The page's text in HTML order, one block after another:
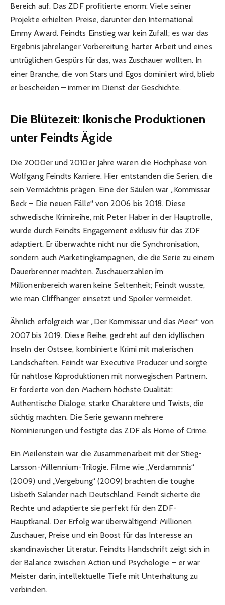
Bereich auf. Das ZDF profitierte enorm: Viele seiner
Projekte erhielten Preise, darunter den International
Emmy Award. Feindts Einstieg war kein Zufall; es war das
Ergebnis jahrelanger Vorbereitung, harter Arbeit und eines
untrüglichen Gespürs für das, was Zuschauer wollten. In
einer Branche, die von Stars und Egos dominiert wird, blieb
er bescheiden – immer im Dienst der Geschichte.
Die Blütezeit: Ikonische Produktionen
unter Feindts Ägide
Die 2000er und 2010er Jahre waren die Hochphase von
Wolfgang Feindts Karriere. Hier entstanden die Serien, die
sein Vermächtnis prägen. Eine der Säulen war „Kommissar
Beck – Die neuen Fälle“ von 2006 bis 2018. Diese
schwedische Krimireihe, mit Peter Haber in der Hauptrolle,
wurde durch Feindts Engagement exklusiv für das ZDF
adaptiert. Er überwachte nicht nur die Synchronisation,
sondern auch Marketingkampagnen, die die Serie zu einem
Dauerbrenner machten. Zuschauerzahlen im
Millionenbereich waren keine Seltenheit; Feindt wusste,
wie man Cliffhanger einsetzt und Spoiler vermeidet.
Ähnlich erfolgreich war „Der Kommissar und das Meer“ von
2007 bis 2019. Diese Reihe, gedreht auf den idyllischen
Inseln der Ostsee, kombinierte Krimi mit malerischen
Landschaften. Feindt war Executive Producer und sorgte
für nahtlose Koproduktionen mit norwegischen Partnern.
Er forderte von den Machern höchste Qualität:
Authentische Dialoge, starke Charaktere und Twists, die
süchtig machten. Die Serie gewann mehrere
Nominierungen und festigte das ZDF als Home of Crime.
Ein Meilenstein war die Zusammenarbeit mit der Stieg-
Larsson-Millennium-Trilogie. Filme wie „Verdammnis“
(2009) und „Vergebung“ (2009) brachten die toughe
Lisbeth Salander nach Deutschland. Feindt sicherte die
Rechte und adaptierte sie perfekt für den ZDF-
Hauptkanal. Der Erfolg war überwältigend: Millionen
Zuschauer, Preise und ein Boost für das Interesse an
skandinavischer Literatur. Feindts Handschrift zeigt sich in
der Balance zwischen Action und Psychologie – er war
Meister darin, intellektuelle Tiefe mit Unterhaltung zu
verbinden.